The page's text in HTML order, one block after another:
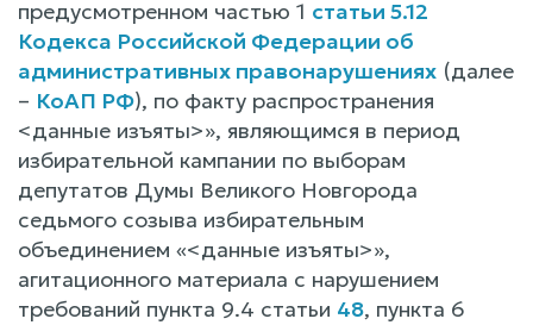
предусмотренном частью 1 статьи 5.12
Кодекса Российской Федерации об
административных правонарушениях (далее
– КоАП РФ), по факту распространения
<данные изъяты>», являющимся в период
избирательной кампании по выборам
депутатов Думы Великого Новгорода
седьмого созыва избирательным
объединением «<данные изъяты>»,
агитационного материала с нарушением
требований пункта 9.4 статьи 48, пункта 6